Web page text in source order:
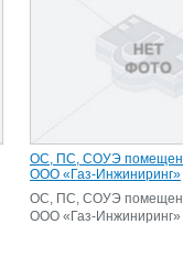
ОС, ПС, СОУЭ
ООО «Газ-Инжиниринг»
ОС, ПС, СОУЭ
ООО «Газ-Инжиниринг»